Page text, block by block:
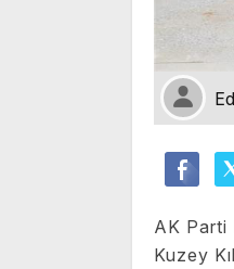
AK Parti
Kuzey